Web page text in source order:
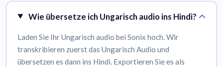
Wie übersetze ich Ungarisch audio ins Hindi?
Laden Sie Ihr Ungarisch audio bei Sonix hoch. Wir
transkribieren zuerst das Ungarisch Audio und
übersetzen es dann ins Hindi. Exportieren Sie es als